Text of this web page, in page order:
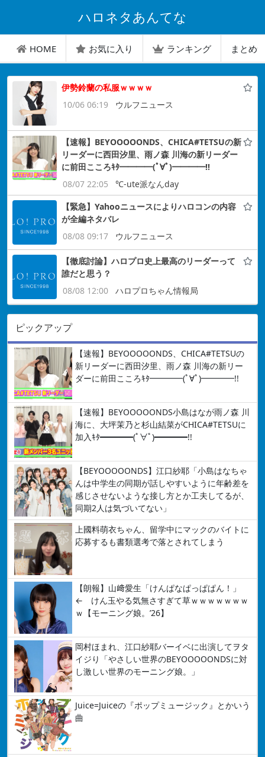
ハロネタあんてな
HOME お気に入り ランキング まとめ
伊勢鈴蘭の私服ｗｗｗｗ
10/06 06:19
ウルフニュース
【速報】BEYOOOOONDS、CHICA#TETSUの新
リーダーに西田汐里、雨ノ森 川海の新リーダー
に前田こころｷﾀ━━━━(ﾟ∀ﾟ)━━━━!!
08/07 22:05
℃-ute派なんday
【緊急】Yahooニュースによりハロコンの内容
が全編ネタバレ
08/08 09:17
ウルフニュース
【徹底討論】ハロプロ史上最高のリーダーって
誰だと思う？
08/08 12:00
ハロプロちゃん情報局
ピックアップ
【速報】BEYOOOOONDS、CHICA#TETSUの
新リーダーに西田汐里、雨ノ森 川海の新リー
ダーに前田こころｷﾀ━━━━(ﾟ∀ﾟ)━━━━!!
【速報】BEYOOOOONDS小島はなが雨ノ森 川
海に、大坪茉乃と杉山結菜がCHICA#TETSUに
加入ｷﾀ━━━━(ﾟ∀ﾟ)━━━━!!
【BEYOOOOONDS】江口紗耶「小島はなちゃ
んは中学生の同期が話しやすいように年齢差を
感じさせないような接し方とか工夫してるが、
同期2人は気づいてない」
上國料萌衣ちゃん、留学中にマックのバイトに
応募するも書類選考で落とされてしまう
【朗報】山﨑愛生「けんぱなぱっぱぱん！」
← けん玉やる気無さすぎて草ｗｗｗｗｗｗｗ
ｗ【モーニング娘。’26】
岡村ほまれ、江口紗耶バーイベに出演してヲタ
イジり「やさしい世界のBEYOOOOONDSに対
し激しい世界のモーニング娘。」
Juice=Juiceの『ポップミュージック』とかいう
曲